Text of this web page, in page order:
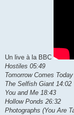
Un live à la BBC
Hostiles 05:49
Tomorrow Comes
The Selfish Giant 14:02
You and Me 18:43
Hollow Ponds 26:32
Photographs (You Are